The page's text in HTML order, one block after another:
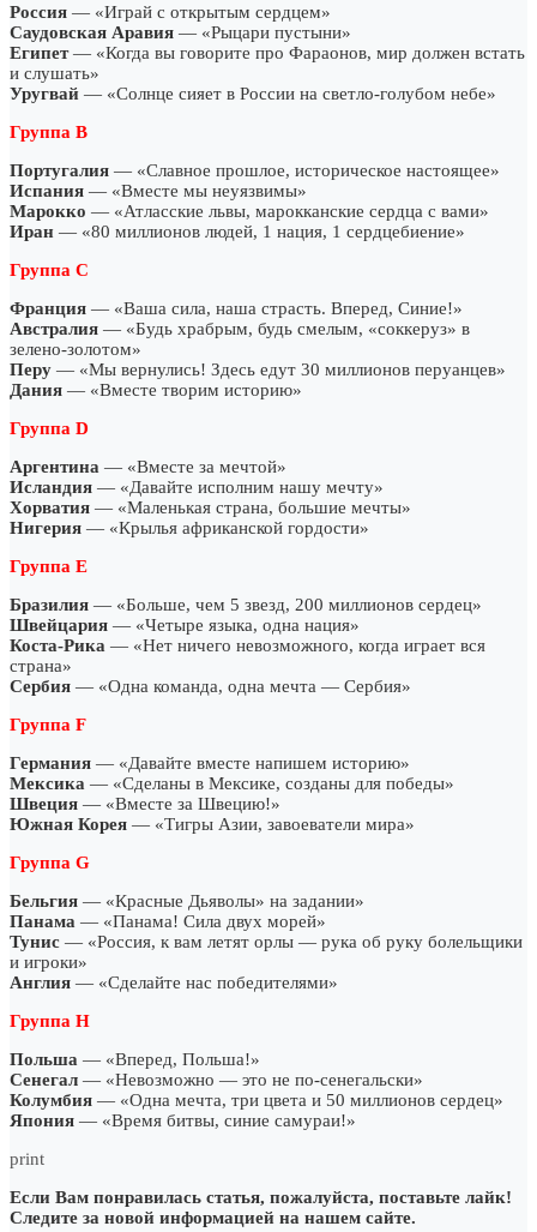
Россия — «Играй с открытым сердцем»
Саудовская Аравия — «Рыцари пустыни»
Египет— «Когда вы говорите про Фараонов, мир должен встать
и слушать»
Уругвай — «Солнце сияет в России на светло-голубом небе»
Группа B
Португалия — «Славное прошлое, историческое настоящее»
Испания — «Вместе мы неуязвимы»
Марокко — «Атласские львы, марокканские сердца с вами»
Иран — «80 миллионов людей, 1 нация, 1 сердцебиение»
Группа С
Франция — «Ваша сила, наша страсть. Вперед, Синие!»
Австралия — «Будь храбрым, будь смелым, «соккеруз» в
зелено-золотом»
Перу — «Мы вернулись! Здесь едут 30 миллионов перуанцев»
Дания — «Вместе творим историю»
Группа D
Аргентина — «Вместе за мечтой»
Исландия — «Давайте исполним нашу мечту»
Хорватия — «Маленькая страна, большие мечты»
Нигерия — «Крылья африканской гордости»
Группа E
Бразилия — «Больше, чем 5 звезд, 200 миллионов сердец»
Швейцария — «Четыре языка, одна нация»
Коста-Рика — «Нет ничего невозможного, когда играет вся
страна»
Сербия — «Одна команда, одна мечта — Сербия»
Группа F
Германия — «Давайте вместе напишем историю»
Мексика — «Сделаны в Мексике, созданы для победы»
Швеция — «Вместе за Швецию!»
Южная Корея — «Тигры Азии, завоеватели мира»
Группа G
Бельгия — «Красные Дьяволы» на задании»
Панама — «Панама! Сила двух морей»
Тунис — «Россия, к вам летят орлы — рука об руку болельщики
и игроки»
Англия — «Сделайте нас победителями»
Группа H
Польша — «Вперед, Польша!»
Сенегал — «Невозможно — это не по-сенегальски»
Колумбия — «Одна мечта, три цвета и 50 миллионов сердец»
Япония — «Время битвы, синие самураи!»
print
Если Вам понравилась статья, пожалуйста, поставьте лайк!
Следите за новой информацией на нашем сайте.